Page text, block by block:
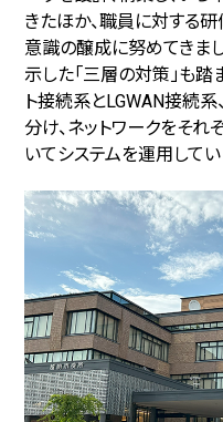
きたほか、職員に対する研
意識の醸成に努めてきま
示した「三層の対策」も踏
ト接続系とLGWAN接続
分け、ネットワークをそ
いてシステムを運用してい